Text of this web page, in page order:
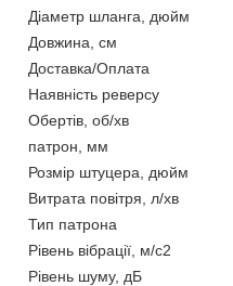
Діаметр шланга, дюйм
Довжина, см
Доставка/Оплата
Наявність реверсу
Обертів, об/хв
патрон, мм
Розмір штуцера, дюйм
Витрата повітря, л/хв
Тип патрона
Рівень вібрації, м/с2
Рівень шуму, дБ